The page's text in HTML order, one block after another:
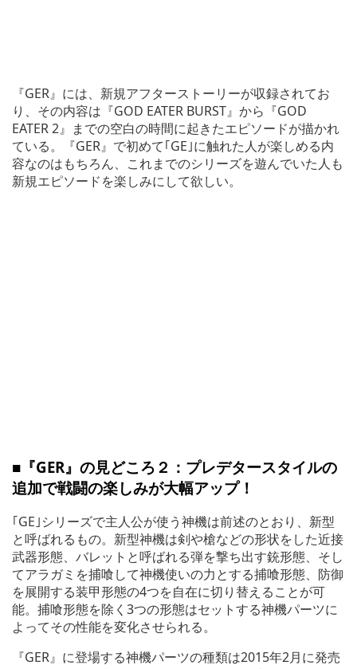
『GER』には、新規アフターストーリーが収録されてお
り、その内容は『GOD EATER BURST』から『GOD
EATER 2』までの空白の時間に起きたエピソードが描かれ
ている。『GER』で初めて｢GE｣に触れた人が楽しめる内
容なのはもちろん、これまでのシリーズを遊んでいた人も
新規エピソードを楽しみにして欲しい。
■『GER』の見どころ２：プレデタースタイルの
追加で戦闘の楽しみが大幅アップ！
｢GE｣シリーズで主人公が使う神機は前述のとおり、新型
と呼ばれるもの。新型神機は剣や槍などの形状をした近接
武器形態、バレットと呼ばれる弾を撃ち出す銃形態、そし
てアラガミを捕喰して神機使いの力とする捕喰形態、防御
を展開する装甲形態の4つを自在に切り替えることが可
能。捕喰形態を除く3つの形態はセットする神機パーツに
よってその性能を変化させられる。
『GER』に登場する神機パーツの種類は2015年2月に発売